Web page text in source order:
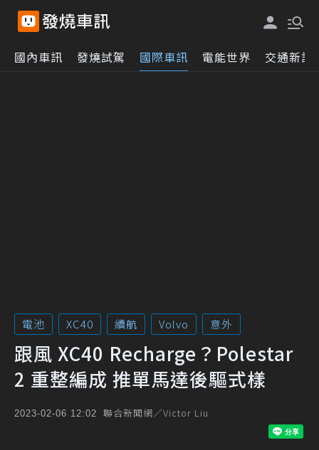
國內車訊 發燒試駕 國際車訊 電能世界 交通新訊
電池 XC40 續航 Volvo 意外
跟風 XC40 Recharge？Polestar
2 重整編成 推單馬達後驅式樣
2023-02-06 12:02 聯合新聞網／Victor Liu